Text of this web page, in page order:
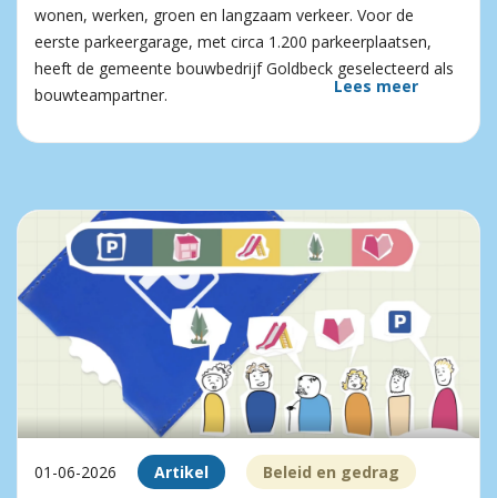
wonen, werken, groen en langzaam verkeer. Voor de
eerste parkeergarage, met circa 1.200 parkeerplaatsen,
heeft de gemeente bouwbedrijf Goldbeck geselecteerd als
bouwteampartner.
Lees meer
01-06-2026 Artikel Beleid en gedrag